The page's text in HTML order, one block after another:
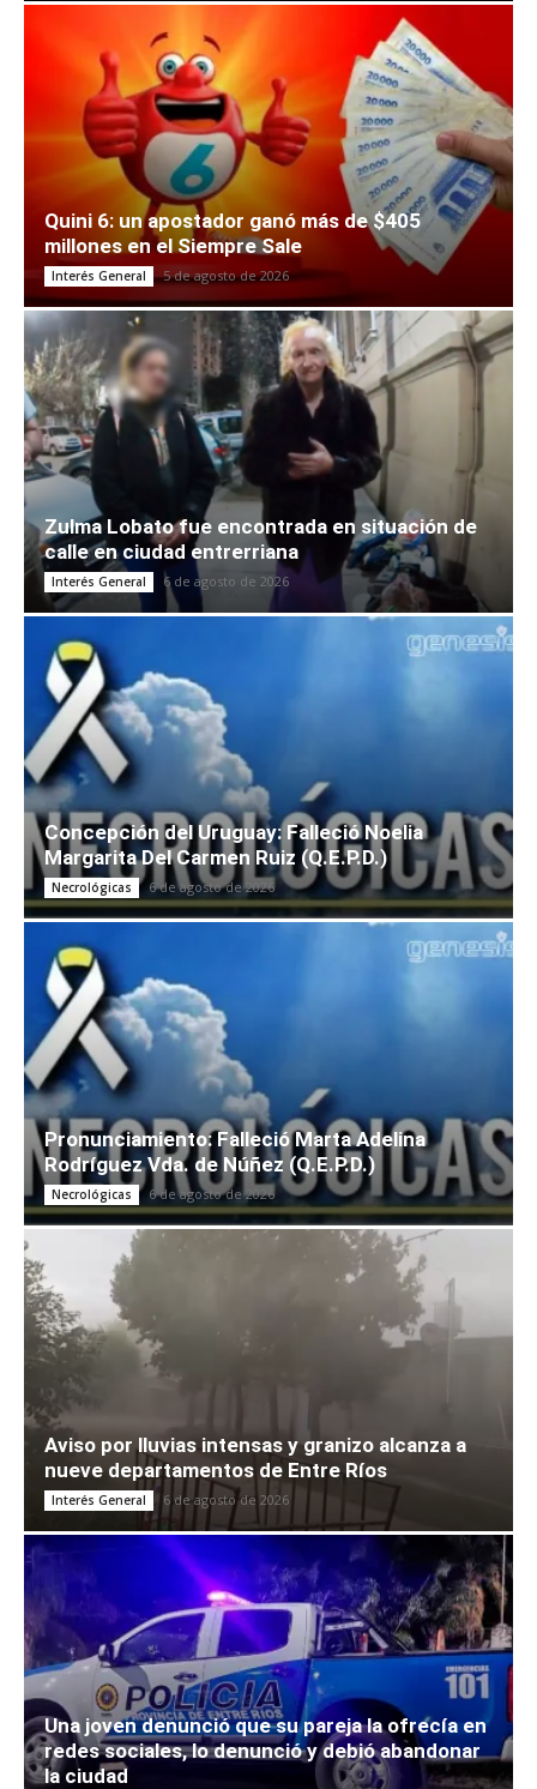
Quini 6: un apostador ganó más de $405
millones en el Siempre Sale
Interés General 5 de agosto de 2026
Zulma Lobato fue encontrada en situación de
calle en ciudad entrerriana
Interés General 6 de agosto de 2026
Concepción del Uruguay: Falleció Noelia
Margarita Del Carmen Ruiz (Q.E.P.D.)
Necrológicas 6 de agosto de 2026
Pronunciamiento: Falleció Marta Adelina
Rodríguez Vda. de Núñez (Q.E.P.D.)
Necrológicas 6 de agosto de 2026
Aviso por lluvias intensas y granizo alcanza a
nueve departamentos de Entre Ríos
Interés General 6 de agosto de 2026
Una joven denunció que su pareja la ofrecía en
redes sociales, lo denunció y debió abandonar
la ciudad